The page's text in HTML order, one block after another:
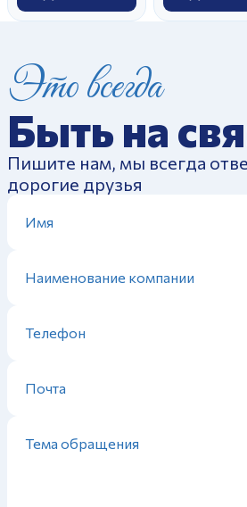
Это всегда
Быть на
Пишите нам, мы всегда
дорогие друзья